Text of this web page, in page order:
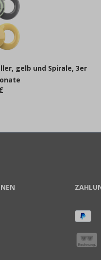
gelb und Spirale, 3er